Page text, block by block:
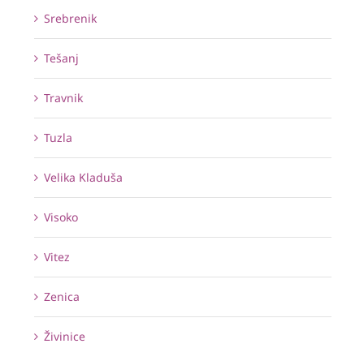
Srebrenik
Tešanj
Travnik
Tuzla
Velika Kladuša
Visoko
Vitez
Zenica
Živinice